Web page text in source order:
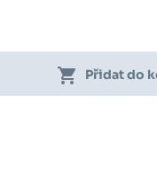
shopping_cart Přidat do